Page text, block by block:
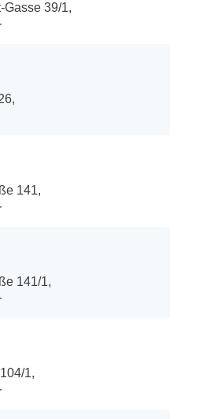
Gasse 39/1,
141,
141/1,
1,